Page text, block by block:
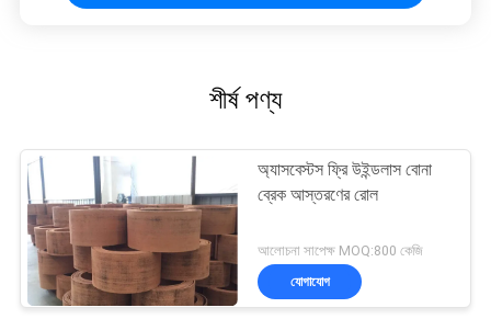
শীর্ষ পণ্য
অ্যাসবেস্টস ফ্রি উইন্ডলাস বোনা
ব্রেক আস্তরণের রোল
আলোচনা সাপেক্ষ MOQ:800 কেজি
যোগাযোগ